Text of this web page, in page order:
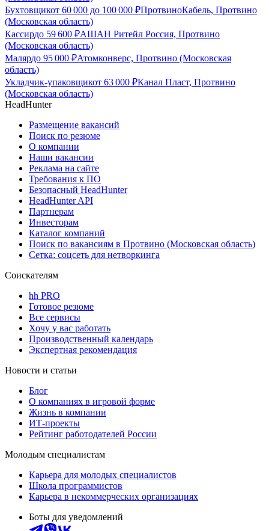
Бухтовщикот 60 000 до 100 000 ₽ПротвиноКабель, Протвино
(Московская область)
Кассирдо 59 600 ₽АШАН Ритейл Россия, Протвино
(Московская область)
Малярдо 95 000 ₽Атомконверс, Протвино (Московская
область)
Укладчик-упаковщикот 63 000 ₽Канал Пласт, Протвино
(Московская область)
HeadHunter
Размещение вакансий
Поиск по резюме
О компании
Наши вакансии
Реклама на сайте
Требования к ПО
Безопасный HeadHunter
HeadHunter API
Партнерам
Инвесторам
Каталог компаний
Поиск по вакансиям в Протвино (Московская область)
Сетка: соцсеть для нетворкинга
Соискателям
hh PRO
Готовое резюме
Все сервисы
Хочу у вас работать
Производственный календарь
Экспертная рекомендация
Новости и статьи
Блог
О компаниях в игровой форме
Жизнь в компании
ИТ-проекты
Рейтинг работодателей России
Молодым специалистам
Карьера для молодых специалистов
Школа программистов
Карьера в некоммерческих организациях
Боты для уведомлений